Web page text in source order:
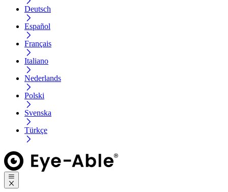
Deutsch
Español
Français
Italiano
Nederlands
Polski
Svenska
Türkçe